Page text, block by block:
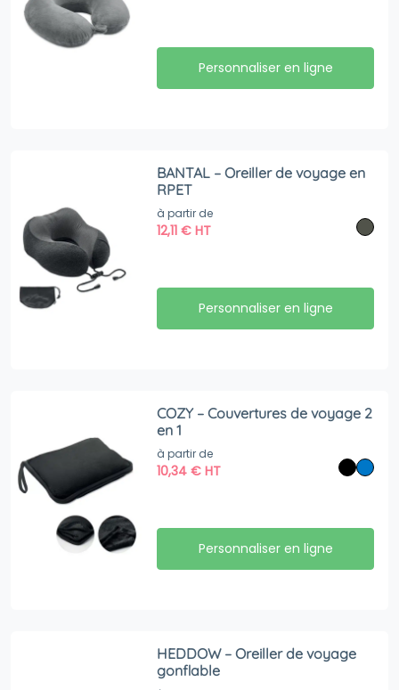
Personnaliser en ligne
BANTAL – Oreiller de voyage en
RPET
à partir de
12,11€ HT
Personnaliser en ligne
COZY – Couvertures de voyage 2
en 1
à partir de
10,34€ HT
Personnaliser en ligne
HEDDOW – Oreiller de voyage
gonflable